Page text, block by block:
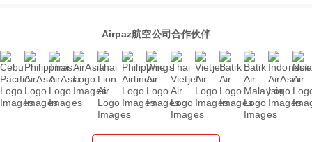
Airpaz航空公司合作伙伴